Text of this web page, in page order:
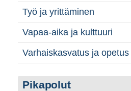
Työ ja yrittäminen
Vapaa-aika ja kulttuuri
Varhaiskasvatus ja opetus
Pikapolut